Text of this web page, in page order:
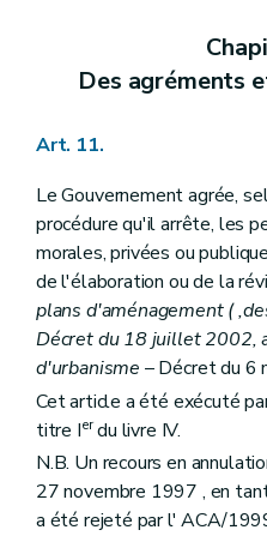
Section
Art. 255/1
Art. 255/2
Art. 255/5
Art. 255/6
Section III De l'octroi d'une
Art. 255/7
Art. 255/8
Art. 255/9
Art. 255/10
Section IV De l'octroi d'une
Art. 255/11
Art. 255/12
Art. 255/13
Art. 255/14
Section V De l'octroi d'une
Art. 255/15
Art. 255/16
Art. 255/17
Des agréments
Art. 11.
Le Gouvernement agrée,
procédure qu'il arrête, les
morales, privées ou
de l'élaboration ou de la
plans d'aménagement (
Décret du 18 juillet 2002,
d'urbanisme – Décret du 6
Cet article a été exécuté
titre Ierdu livre IV.
N.B. Un recours en
27 novembre 1997 , en
a été rejeté par l' ACA/